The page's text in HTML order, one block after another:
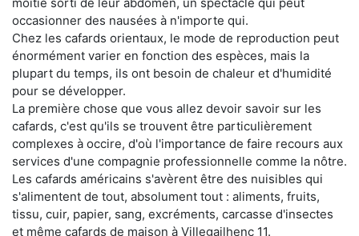
occasionner des nausées à n'importe qui.
Chez les cafards orientaux, le mode de reproduction peut
énormément varier en fonction des espèces, mais la
plupart du temps, ils ont besoin de chaleur et d'humidité
pour se développer.
La première chose que vous allez devoir savoir sur les
cafards, c'est qu'ils se trouvent être particulièrement
complexes à occire, d'où l'importance de faire recours aux
services d'une compagnie professionnelle comme la nôtre.
Les cafards américains s'avèrent être des nuisibles qui
s'alimentent de tout, absolument tout : aliments, fruits,
tissu, cuir, papier, sang, excréments, carcasse d'insectes
et même cafards de maison à Villegailhenc 11.